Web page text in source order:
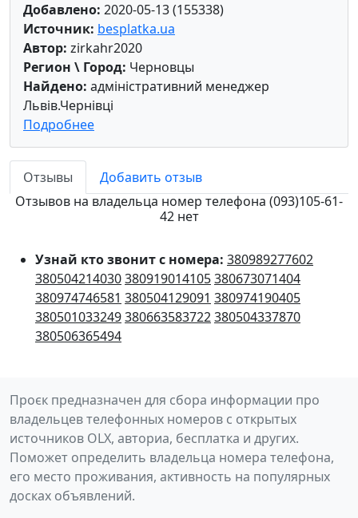
Добавлено: 2020-05-13 (155338)
Источник: besplatka.ua
Автор: zirkahr2020
Регион \ Город: Черновцы
Найдено: адміністративний менеджер
Львів.Чернівці
Подробнее
Отзывы
Добавить отзыв
Отзывов на владельца номер телефона (093)105-61-
42 нет
Узнай кто звонит с номера: 380989277602
380504214030380919014105380673071404
380974746581 380504129091 380974190405
380501033249380663583722380504337870
380506365494
Проєк предназначен для сбора информации про
владельцев телефонных номеров с открытых
источников OLX, авториа, бесплатка и других.
Поможет определить владельца номера телефона,
его место проживания, активность на популярных
досках объявлений.